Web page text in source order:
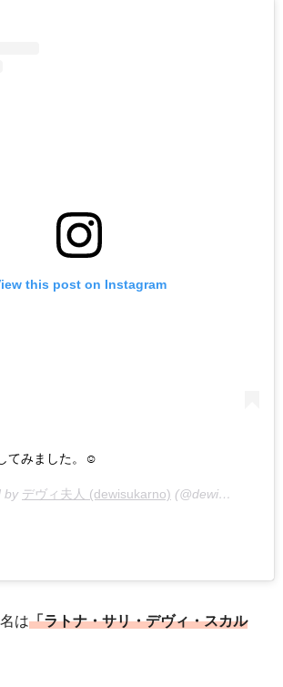
this post on Instagram
てみました。☺️
by デヴィ夫人 (dewisukarno) (@dewisukarnoofficial) on
は「ラトナ・サリ・デヴィ・スカル